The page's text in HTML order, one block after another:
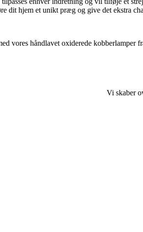
dit hjem et unikt præg og give det ekstra
vores håndlavet oxiderede kobberlamper
Vi skaber